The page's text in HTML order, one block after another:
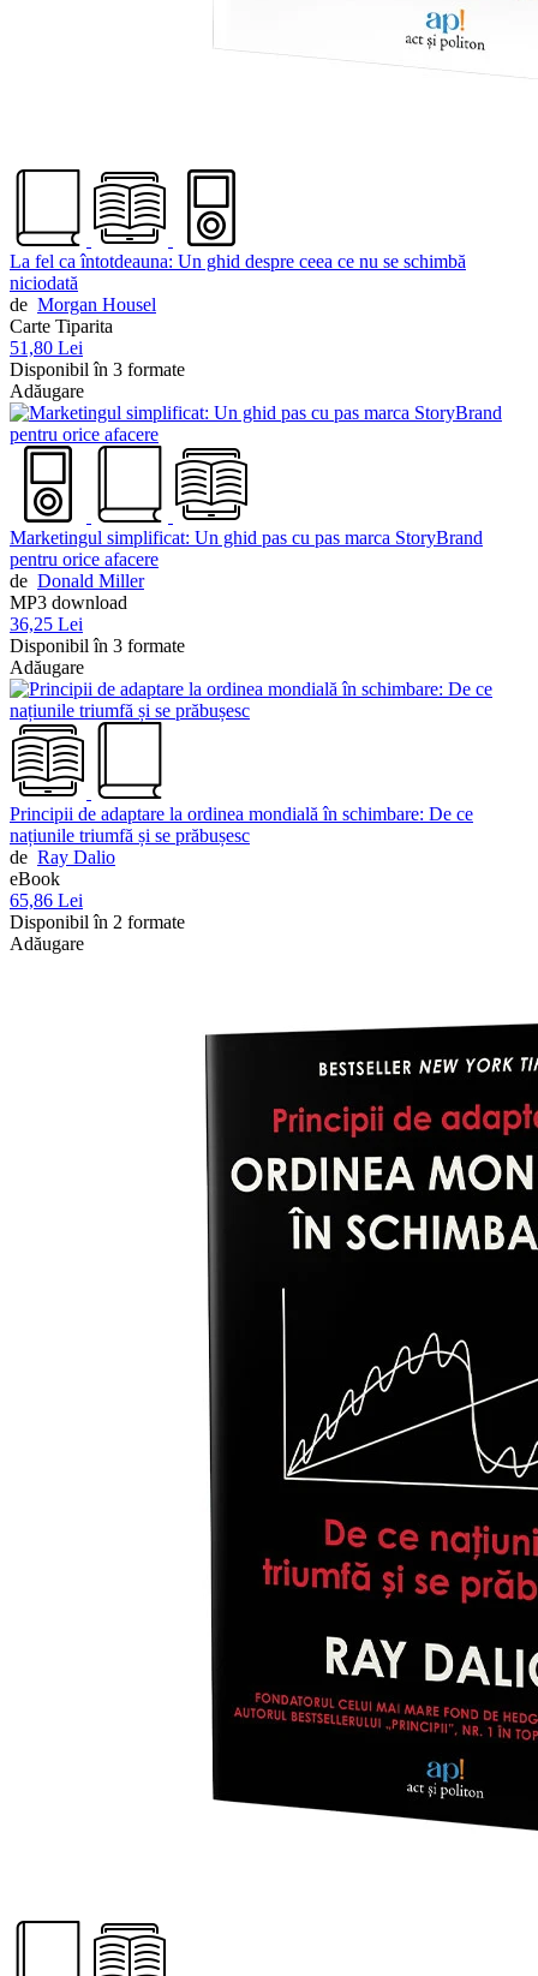
La fel ca întotdeauna: Un ghid despre ceea ce nu se schimbă
niciodată
de Morgan Housel
Carte Tiparita
51,80 Lei
Disponibil în 3 formate
Adăugare
Marketingul simplificat: Un ghid pas cu pas marca StoryBrand
pentru orice afacere
de Donald Miller
MP3 download
36,25 Lei
Disponibil în 3 formate
Adăugare
Principii de adaptare la ordinea mondială în schimbare: De ce
națiunile triumfă și se prăbușesc
de Ray Dalio
eBook
65,86 Lei
Disponibil în 2 formate
Adăugare